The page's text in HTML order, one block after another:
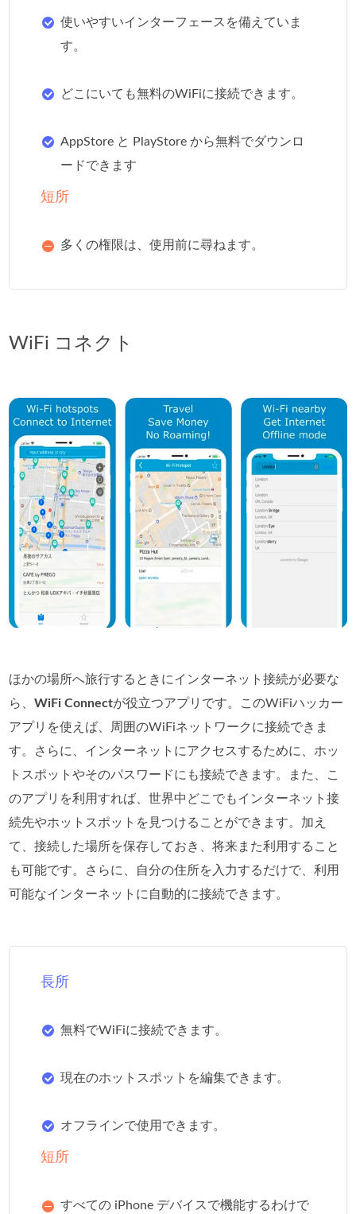
使いやすいインターフェースを備えていま
す。
どこにいても無料のWiFiに接続できます。
AppStore と PlayStore から無料でダウンロ
ードできます
短所
多くの権限は、使用前に尋ねます。
WiFi コネクト
ほかの場所へ旅行するときにインターネット接続が必要な
ら、WiFi Connectが役立つアプリです。このWiFiハッカー
アプリを使えば、周囲のWiFiネットワークに接続できま
す。さらに、インターネットにアクセスするために、ホッ
トスポットやそのパスワードにも接続できます。また、こ
のアプリを利用すれば、世界中どこでもインターネット接
続先やホットスポットを見つけることができます。加え
て、接続した場所を保存しておき、将来また利用すること
も可能です。さらに、自分の住所を入力するだけで、利用
可能なインターネットに自動的に接続できます。
長所
無料でWiFiに接続できます。
現在のホットスポットを編集できます。
オフラインで使用できます。
短所
すべての iPhone デバイスで機能するわけで